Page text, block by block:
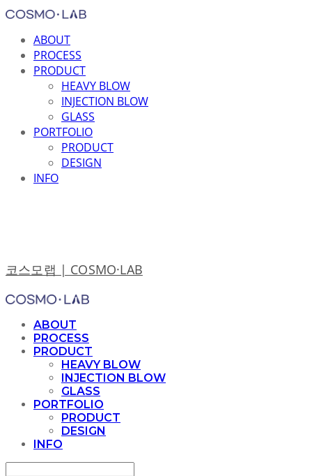
ABOUT
PROCESS
PRODUCT
HEAVY BLOW
INJECTION BLOW
GLASS
PORTFOLIO
PRODUCT
DESIGN
INFO
코스모랩 | COSMO·LAB
ABOUT
PROCESS
PRODUCT
HEAVY BLOW
INJECTION BLOW
GLASS
PORTFOLIO
PRODUCT
DESIGN
INFO